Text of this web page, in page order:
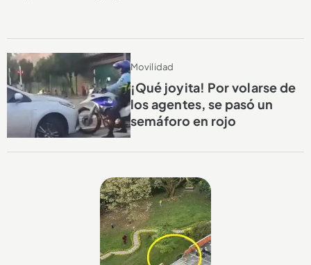
Movilidad
¡Qué joyita! Por volarse de
los agentes, se pasó un
semáforo en rojo